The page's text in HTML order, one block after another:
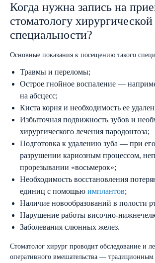
Когда нужна запись на
стоматологу хирургической
специальности?
Основные показания к посещению такого
Травмы и переломы;
Острое гнойное воспаление —
на абсцесс;
Киста корня и необходимость ее
Избыточная подвижность зубов и
хирургического лечения пародонтоза;
Подготовка к удалению зуба — при
разрушении кариозным процессом,
прорезывании «восьмерок»;
Необходимость восстановления
единиц с помощью имплантов;
Наличие новообразований в полости
Нарушение работы височно-
Заболевания слюнных желез.
Стоматолог хирург проводит обследование и
оперативного вмешательства —